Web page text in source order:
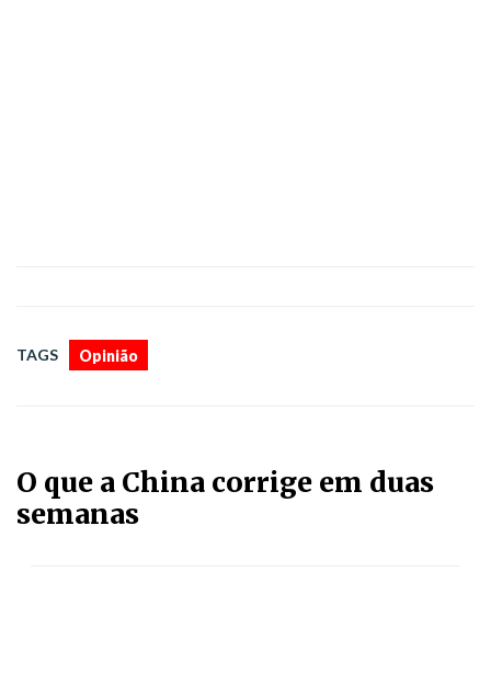
TAGS Opinião
O que a China corrige em duas
semanas